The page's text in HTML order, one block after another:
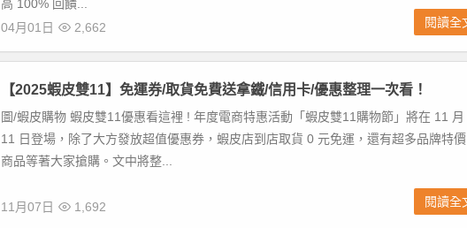
高 100% 回饋...
04月01日
2,662 閱讀全
【2025蝦皮雙11】免運券/取貨免費送拿鐵/信用卡/優惠整理一次看！
圖/蝦皮購物 蝦皮雙11優惠看這裡 ! 年度電商特惠活動「蝦皮雙11購物節」將在 11 月
11 日登場，除了大方發放超值優惠券，蝦皮店到店取貨 0 元免運，還有超多品牌特價
商品等著大家搶購。文中將整...
11月07日 1,692 閱讀全